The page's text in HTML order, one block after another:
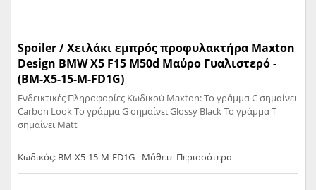
Spoiler / Χειλάκι εμπρός προφυλακτήρα Maxton
Design BMW X5 F15 M50d Μαύρο Γυαλιστερό -
(BM-X5-15-M-FD1G)
Ενδεικτικές Πληροφορίες Κωδικού Maxton: Το γράμμα C σημαίνει
Carbon Look Το γράμμα G σημαίνει Glossy Black Το γράμμα T
σημαίνει Matt
Κωδικός: BM-X5-15-M-FD1G - Μάθετε Περισσότερα